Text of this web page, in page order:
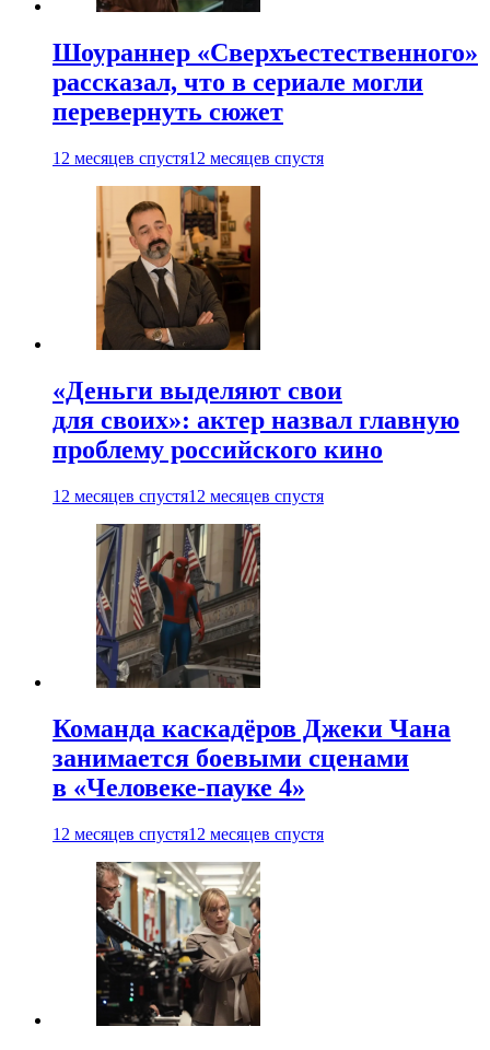
Шоураннер «Сверхъестественного»
рассказал, что в сериале могли
перевернуть сюжет
12 месяцев спустя12 месяцев спустя
«Деньги выделяют свои
для своих»: актер назвал главную
проблему российского кино
12 месяцев спустя12 месяцев спустя
Команда каскадёров Джеки Чана
занимается боевыми сценами
в «Человеке-пауке 4»
12 месяцев спустя12 месяцев спустя